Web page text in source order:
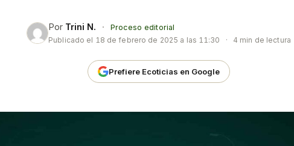
Por Trini N. ·
Proceso editorial
Publicado el 18 de febrero de 2025 a las 11:30 · 4 min de lectura
Prefiere Ecoticias en Google